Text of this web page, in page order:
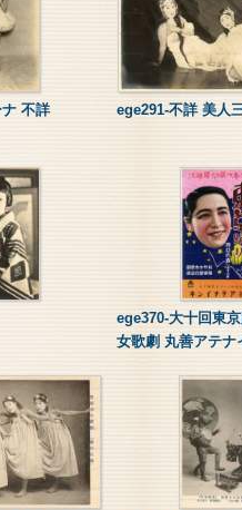
不詳 ege291-不詳 美人
ege370-大十回東
女歌劇 丸善アテナ